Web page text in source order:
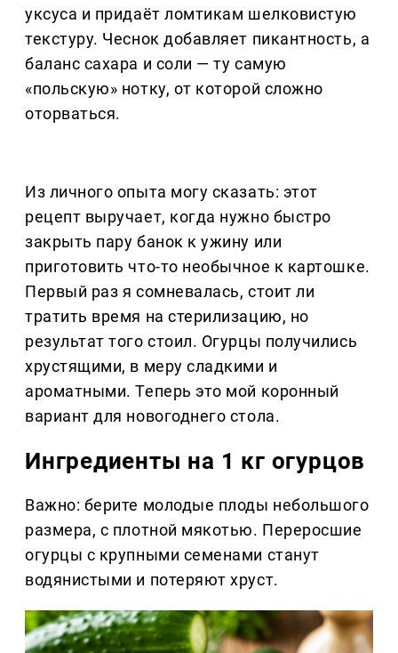
уксуса и придаёт ломтикам шелковистую
текстуру. Чеснок добавляет пикантность, а
баланс сахара и соли — ту самую
«польскую» нотку, от которой сложно
оторваться.
Из личного опыта могу сказать: этот
рецепт выручает, когда нужно быстро
закрыть пару банок к ужину или
приготовить что-то необычное к картошке.
Первый раз я сомневалась, стоит ли
тратить время на стерилизацию, но
результат того стоил. Огурцы получились
хрустящими, в меру сладкими и
ароматными. Теперь это мой коронный
вариант для новогоднего стола.
Ингредиенты на 1 кг огурцов
Важно: берите молодые плоды небольшого
размера, с плотной мякотью. Переросшие
огурцы с крупными семенами станут
водянистыми и потеряют хруст.